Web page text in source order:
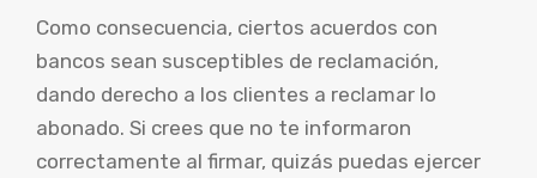
Como consecuencia, ciertos acuerdos con
bancos sean susceptibles de reclamación,
dando derecho a los clientes a reclamar lo
abonado. Si crees que no te informaron
correctamente al firmar, quizás puedas ejercer